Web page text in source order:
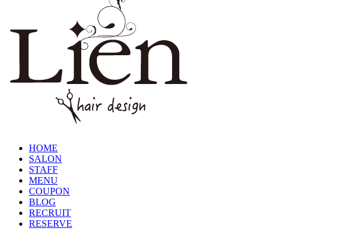
HOME
SALON
STAFF
MENU
COUPON
BLOG
RECRUIT
RESERVE